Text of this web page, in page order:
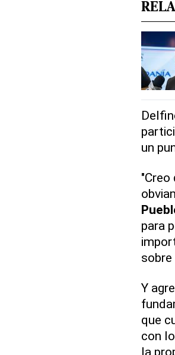
un
para
sobre
Y
que
con
la